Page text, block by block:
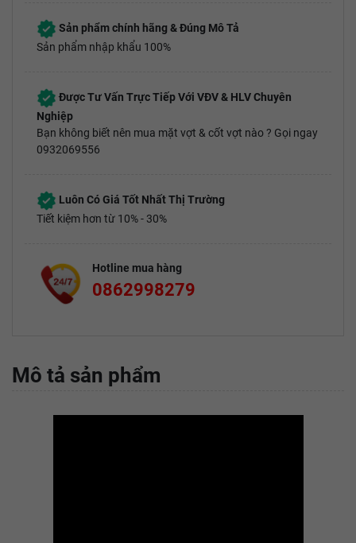
Sản phẩm chính hãng & Đúng Mô Tả
Sản phẩm nhập khẩu 100%
Được Tư Vấn Trực Tiếp Với VĐV & HLV Chuyên
Nghiệp
Bạn không biết nên mua mặt vợt & cốt vợt nào ? Gọi ngay
0932069556
Luôn Có Giá Tốt Nhất Thị Trường
Tiết kiệm hơn từ 10% - 30%
Hotline mua hàng
0862998279
Mô tả sản phẩm